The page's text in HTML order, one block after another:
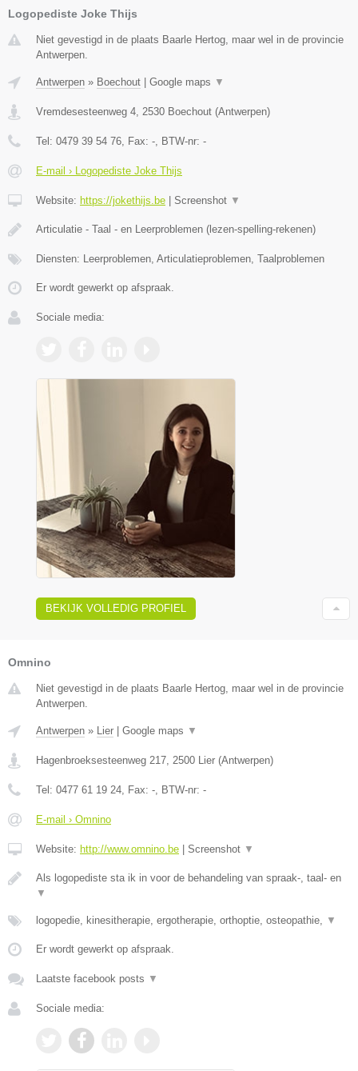
Logopediste Joke Thijs
Niet gevestigd in de plaats Baarle Hertog, maar wel in de provincie
Antwerpen.
Antwerpen » Boechout | Google maps ▼
Vremdesesteenweg 4 2530 Boechout (Antwerpen)
Tel: 0479 39 54 76 , Fax: - , BTW-nr: -
E-mail › Logopediste Joke Thijs
Website: https://jokethijs.be | Screenshot ▼
Articulatie - Taal - en Leerproblemen (lezen-spelling-rekenen)
Diensten: Leerproblemen, Articulatieproblemen, Taalproblemen
Er wordt gewerkt op afspraak.
Sociale media:
BEKIJK VOLLEDIG PROFIEL
Omnino
Niet gevestigd in de plaats Baarle Hertog, maar wel in de provincie
Antwerpen.
Antwerpen » Lier | Google maps ▼
Hagenbroeksesteenweg 217 2500 Lier (Antwerpen)
Tel: 0477 61 19 24 , Fax: - , BTW-nr: -
E-mail › Omnino
Website: http://www.omnino.be | Screenshot ▼
Als logopediste sta ik in voor de behandeling van spraak-, taal- en
▼
logopedie, kinesitherapie, ergotherapie, orthoptie, osteopathie, ▼
Er wordt gewerkt op afspraak.
Laatste facebook posts ▼
Sociale media: